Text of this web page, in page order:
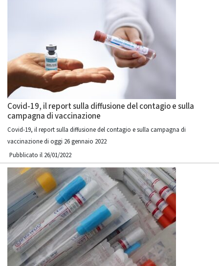
Covid-19, il report sulla diffusione del contagio e sulla
campagna di vaccinazione
Covid-19, il report sulla diffusione del contagio e sulla campagna di
vaccinazione di oggi 26 gennaio 2022
Pubblicato il 26/01/2022